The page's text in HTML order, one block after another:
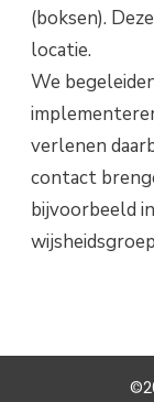
(boksen).
locatie.
We
verlenen
contact
bijvoorbeeld